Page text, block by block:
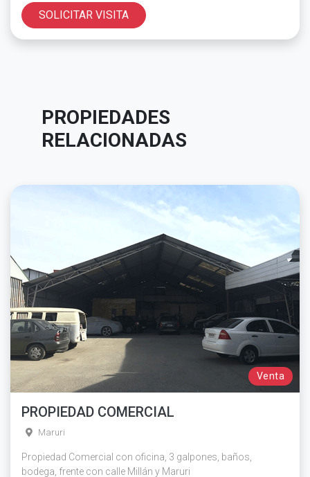
SOLICITAR VISITA
PROPIEDADES
RELACIONADAS
Venta
PROPIEDAD COMERCIAL
Maruri
Propiedad Comercial con oficina, 3 galpones, baños,
bodega, frente con calle Millán y Maruri